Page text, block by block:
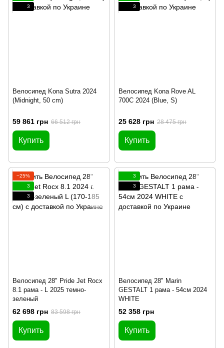
3
Велосипед Kona Sutra 2024
(Midnight, 50 cm)
59 861 грн 66 512 грн
Купить
3
Велосипед Kona Rove AL
700C 2024 (Blue, S)
25 628 грн 28 475 грн
Купить
−25%
3
3
Велосипед 28" Pride Jet Rocx
8.1 рама - L 2025 темно-
зеленый
62 698 грн 83 598 грн
Купить
3
3
Велосипед 28" Marin
GESTALT 1 рама - 54см 2024
WHITE
52 358 грн
Купить